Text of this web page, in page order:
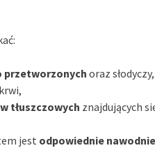
przetworzonychoraz
tłuszczowych znajdujących
jest odpowiednie